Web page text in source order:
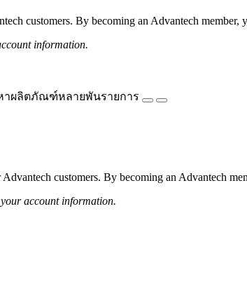
customers. By becoming an Advantech
information.
ผลิตภัณฑ์หลายพันรายการ
customers. By becoming an Advantech
account information.